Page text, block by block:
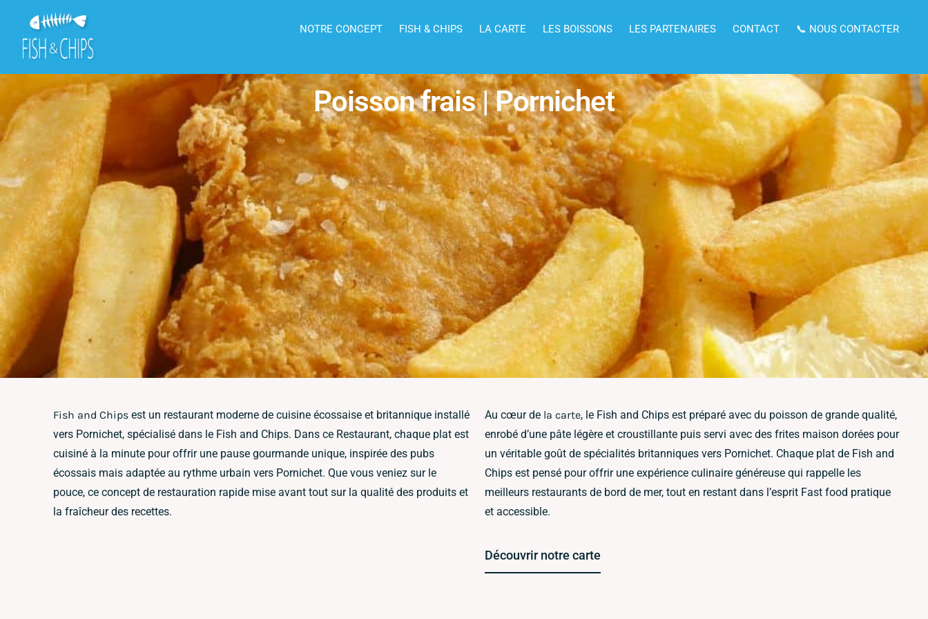
principal
NOTRE CONCEPT FISH & CHIPS LA CARTE LES BOISSONS LES PARTENAIRES CONTACT 📞 NOUS CONTACTER
Poisson frais | Pornichet
Fish and Chips est un restaurant moderne de cuisine écossaise et britannique installé
vers Pornichet, spécialisé dans le Fish and Chips. Dans ce Restaurant, chaque plat est
cuisiné à la minute pour offrir une pause gourmande unique, inspirée des pubs
écossais mais adaptée au rythme urbain vers Pornichet. Que vous veniez sur le
pouce, ce concept de restauration rapide mise avant tout sur la qualité des produits et
la fraîcheur des recettes.
Au cœur de la carte, le Fish and Chips est préparé avec du poisson de grande qualité,
enrobé d’une pâte légère et croustillante puis servi avec des frites maison dorées pour
un véritable goût de spécialités britanniques vers Pornichet. Chaque plat de Fish and
Chips est pensé pour offrir une expérience culinaire généreuse qui rappelle les
meilleurs restaurants de bord de mer, tout en restant dans l’esprit Fast food pratique
et accessible.
Découvrir notre carte